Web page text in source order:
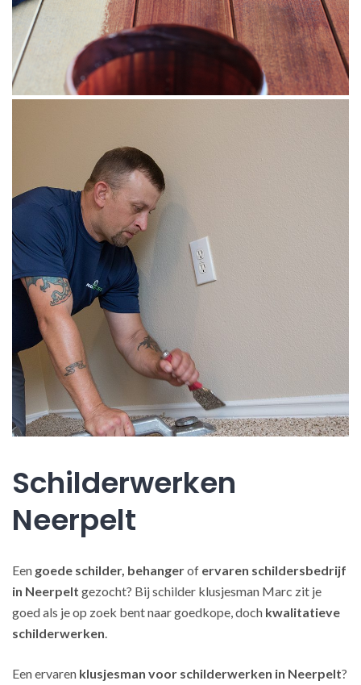
Schilderwerken
Neerpelt
Een goede schilder, behangerof ervaren schildersbedrijf
in Neerpelt gezocht? Bij schilder klusjesman Marc zit je
goed als je op zoek bent naar goedkope, doch kwalitatieve
schilderwerken.
Een ervaren klusjesman voor schilderwerken in Neerpelt?